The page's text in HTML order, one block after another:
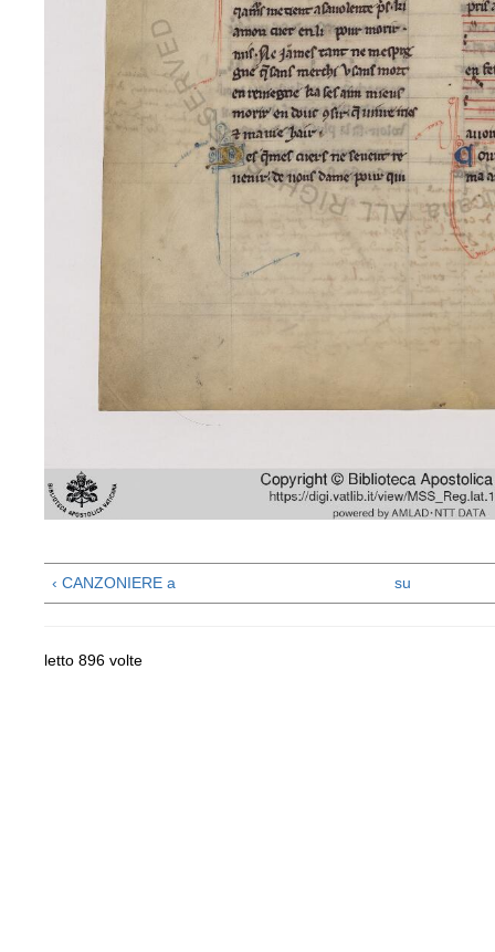
‹ CANZONIERE a su
letto 896 volte